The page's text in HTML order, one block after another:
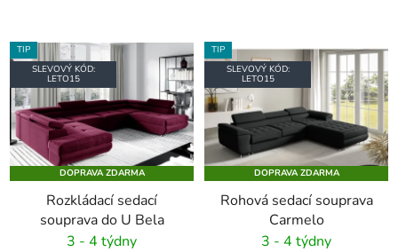
TIP
SLEVOVÝ KÓD:
LETO15
DOPRAVA ZDARMA
Rozkládací sedací
souprava do U Bela
3 - 4 týdny
TIP
SLEVOVÝ KÓD:
LETO15
DOPRAVA ZDARMA
Rohová sedací souprava
Carmelo
3 - 4 týdny